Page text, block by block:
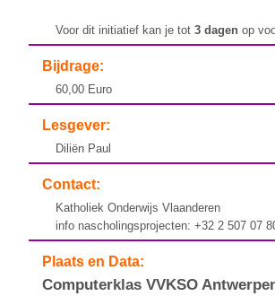
Voor dit initiatief kan je tot3 dagen op
Bijdrage:
60,00 Euro
Lesgever:
Diliën Paul
Contact:
Katholiek Onderwijs Vlaanderen
info nascholingsprojecten: +32 2 507 07
Plaats en Data:
Computerklas VVKSO